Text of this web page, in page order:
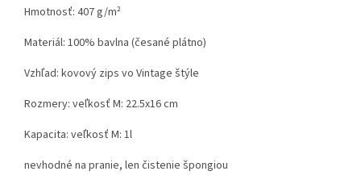
Hmotnosť: 407 g/m²
Materiál: 100% bavlna (česané plátno)
Vzhľad: kovový zips vo Vintage štýle
Rozmery: veľkosť M: 22.5x16 cm
Kapacita: veľkosť M: 1l
nevhodné na pranie, len čistenie špongiou